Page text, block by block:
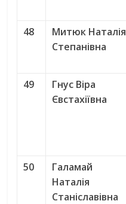
48
Митюк Наталія
Степанівна
49
Гнус Віра
Євстахіївна
50
Галамай
Наталія
Станіславівна